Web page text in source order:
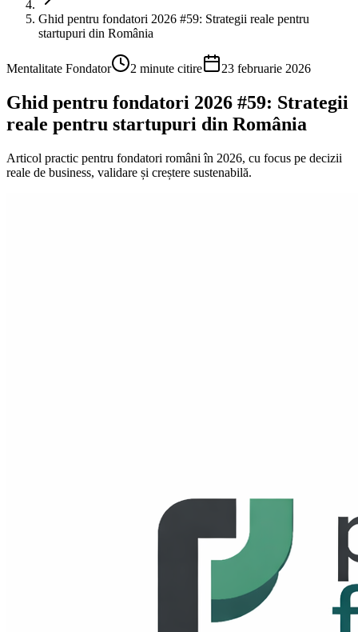
Ghid pentru fondatori 2026 #59: Strategii reale pentru
startupuri din România
Mentalitate Fondator 2 minute citire 23 februarie 2026
Ghid pentru fondatori 2026 #59: Strategii
reale pentru startupuri din România
Articol practic pentru fondatori români în 2026, cu focus pe decizii
reale de business, validare și creștere sustenabilă.